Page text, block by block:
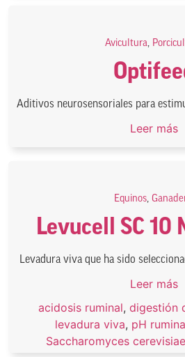
Avicultura,
Aditivos neurosensoriales para
Leer más
Equinos,
Levucell SC 10
Levadura viva que ha sido
Leer más
acidosis ruminal, digestión
levadura viva, pH
Saccharomyces cerevisiae